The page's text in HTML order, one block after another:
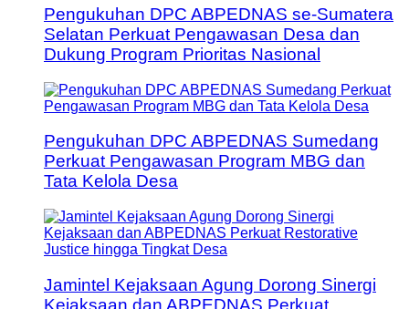
Pengukuhan DPC ABPEDNAS se-Sumatera
Selatan Perkuat Pengawasan Desa dan
Dukung Program Prioritas Nasional
Pengukuhan DPC ABPEDNAS Sumedang
Perkuat Pengawasan Program MBG dan
Tata Kelola Desa
Jamintel Kejaksaan Agung Dorong Sinergi
Kejaksaan dan ABPEDNAS Perkuat